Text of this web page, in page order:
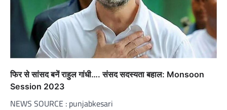
फिर से सांसद बनें राहुल गांधी…. संसद सदस्यता बहाल: Monsoon
Session 2023
NEWS SOURCE : punjabkesari